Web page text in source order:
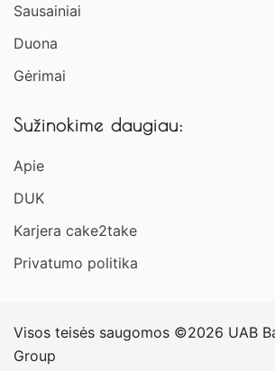
Sausainiai
Duona
Gėrimai
Sužinokime daugiau:
Apie
DUK
Karjera cake2take
Privatumo politika
Visos teisės saugomos ©2026 UAB
Group